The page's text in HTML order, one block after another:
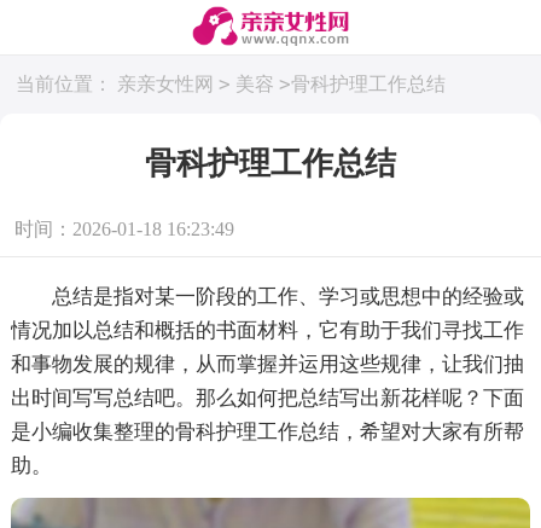
当前位置： 亲亲女性网 > 美容 >骨科护理工作总结
骨科护理工作总结
时间：2026-01-18 16:23:49
总结是指对某一阶段的工作、学习或思想中的经验或
情况加以总结和概括的书面材料，它有助于我们寻找工作
和事物发展的规律，从而掌握并运用这些规律，让我们抽
出时间写写总结吧。那么如何把总结写出新花样呢？下面
是小编收集整理的骨科护理工作总结，希望对大家有所帮
助。